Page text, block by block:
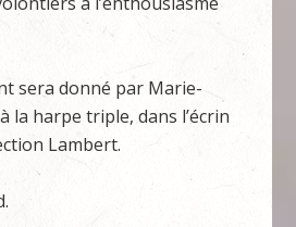
sera donné par Marie-
la harpe triple, dans l’écrin
Lambert.